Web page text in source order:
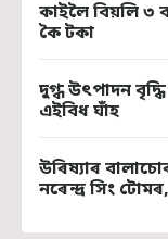
কাইলৈ বিয়লি
কৈ টকা
দুগ্ধ উৎপাদন
এইবিধ ঘাঁহ
উৰিষ্যাৰ
নৰেন্দ্ৰ সিং